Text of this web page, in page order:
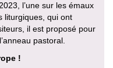
l’une sur les émaux
liturgiques, qui ont
il est proposé pour
pastoral.
!